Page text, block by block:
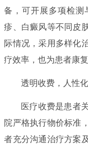
备，可开展多项检测
疹、白癜风等不同皮
际情况，采用多样化
疗效率，也为患者康
透明收费，人性
医疗收费是患者
院严格执行物价标准
者充分沟通治疗方案